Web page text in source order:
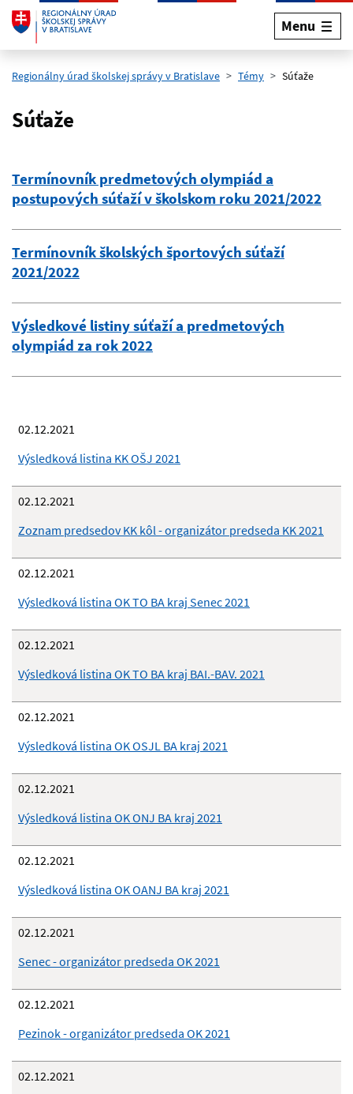
Preskočiť na hlavný obsah
Menu
Regionálny úrad školskej správy v Bratislave Témy Súťaže
Súťaže
Termínovník predmetových olympiád a
postupových súťaží v školskom roku 2021/2022
Termínovník školských športových súťaží
2021/2022
Výsledkové listiny súťaží a predmetových
olympiád za rok 2022
02.12.2021
Výsledková listina KK OŠJ 2021
02.12.2021
Zoznam predsedov KK kôl - organizátor predseda KK 2021
02.12.2021
Výsledková listina OK TO BA kraj Senec 2021
02.12.2021
Výsledková listina OK TO BA kraj BAI.-BAV. 2021
02.12.2021
Výsledková listina OK OSJL BA kraj 2021
02.12.2021
Výsledková listina OK ONJ BA kraj 2021
02.12.2021
Výsledková listina OK OANJ BA kraj 2021
02.12.2021
Senec - organizátor predseda OK 2021
02.12.2021
Pezinok - organizátor predseda OK 2021
02.12.2021